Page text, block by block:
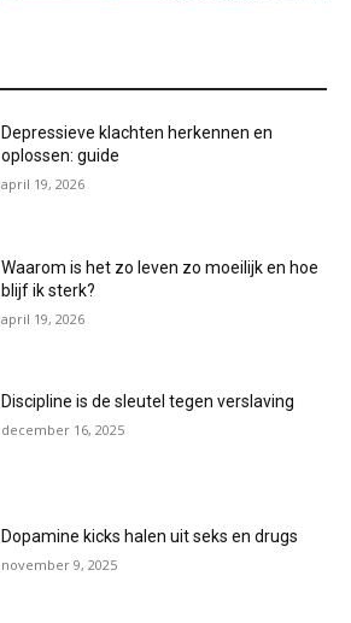
Depressieve klachten herkennen en
oplossen: guide
april 19, 2026
Waarom is het zo leven zo moeilijk en hoe
blijf ik sterk?
april 19, 2026
Discipline is de sleutel tegen verslaving
december 16, 2025
Dopamine kicks halen uit seks en drugs
november 9, 2025